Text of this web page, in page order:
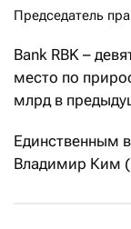
Председатель
Bank RBK –
место по
млрд в
Единственным
Владимир Ким